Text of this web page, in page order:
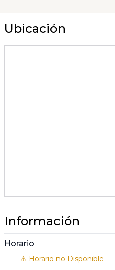
Ubicación
Información
Horario
⚠️ Horario no Disponible